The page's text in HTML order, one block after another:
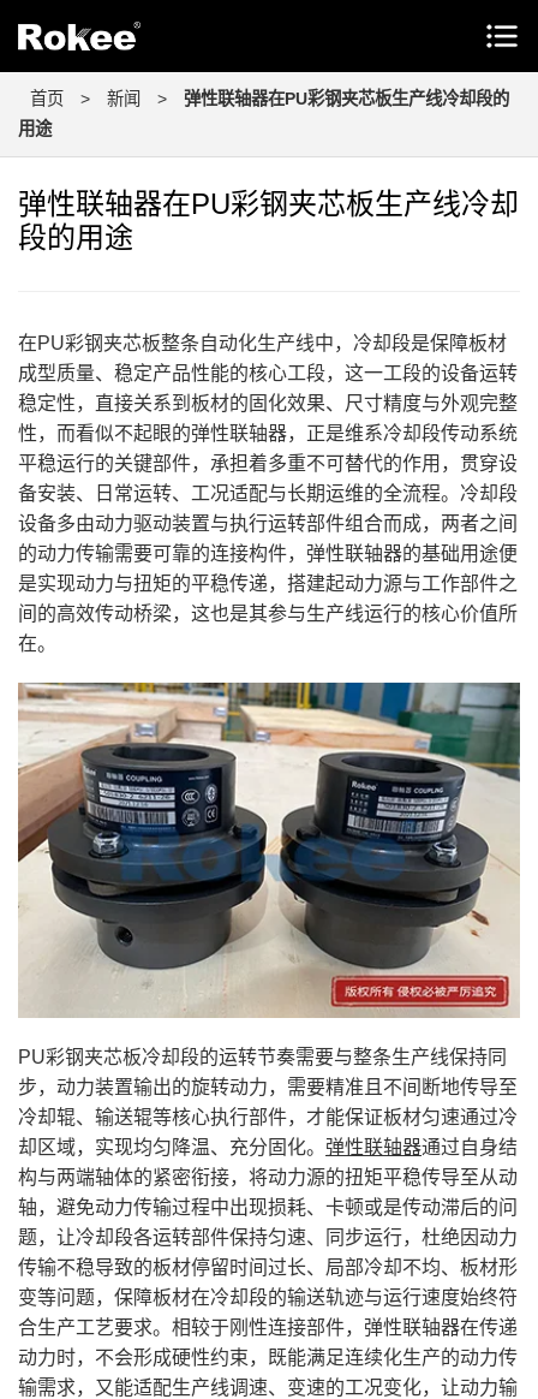
首页 > 新闻 >
弹性联轴器在PU彩钢夹芯板生产线冷却段的
用途
弹性联轴器在PU彩钢夹芯板生产线冷却
段的用途
在PU彩钢夹芯板整条自动化生产线中，冷却段是保障板材
成型质量、稳定产品性能的核心工段，这一工段的设备运转
稳定性，直接关系到板材的固化效果、尺寸精度与外观完整
性，而看似不起眼的弹性联轴器，正是维系冷却段传动系统
平稳运行的关键部件，承担着多重不可替代的作用，贯穿设
备安装、日常运转、工况适配与长期运维的全流程。冷却段
设备多由动力驱动装置与执行运转部件组合而成，两者之间
的动力传输需要可靠的连接构件，弹性联轴器的基础用途便
是实现动力与扭矩的平稳传递，搭建起动力源与工作部件之
间的高效传动桥梁，这也是其参与生产线运行的核心价值所
在。
PU彩钢夹芯板冷却段的运转节奏需要与整条生产线保持同
步，动力装置输出的旋转动力，需要精准且不间断地传导至
冷却辊、输送辊等核心执行部件，才能保证板材匀速通过冷
却区域，实现均匀降温、充分固化。 弹性联轴器通过自身结
构与两端轴体的紧密衔接，将动力源的扭矩平稳传导至从动
轴，避免动力传输过程中出现损耗、卡顿或是传动滞后的问
题，让冷却段各运转部件保持匀速、同步运行，杜绝因动力
传输不稳导致的板材停留时间过长、局部冷却不均、板材形
变等问题，保障板材在冷却段的输送轨迹与运行速度始终符
合生产工艺要求。相较于刚性连接部件，弹性联轴器在传递
动力时，不会形成硬性约束，既能满足连续化生产的动力传
输需求，又能适配生产线调速、变速的工况变化，让动力输